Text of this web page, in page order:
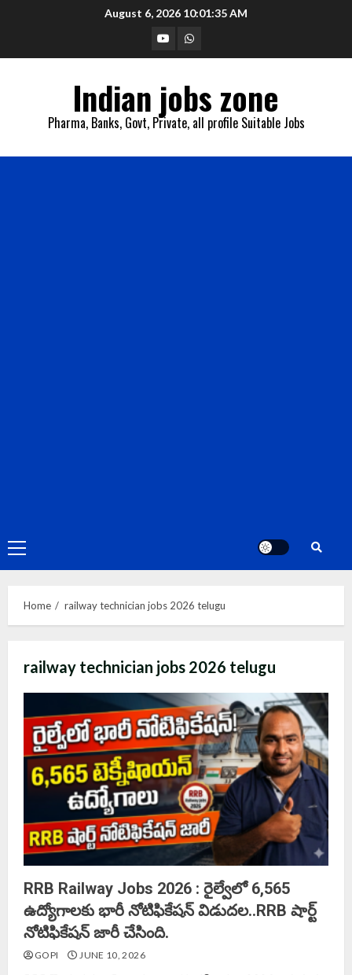
August 6, 2026 10:01:35 AM
YouTubeWhatsapp
Indian jobs zone
Pharma, Banks, Govt, Private, all profile Suitable Jobs
Primary
Menu
Home railway technician jobs 2026 telugu
railway technician jobs 2026 telugu
RRB Railway Jobs 2026 : రైల్వేలో 6,565
ఉద్యోగాలకు భారీ నోటిఫికేషన్‌ విడుదల..RRB షార్ట్
నోటిఫికేషన్‌ జారీ చేసింది.
GOPI JUNE 10, 2026